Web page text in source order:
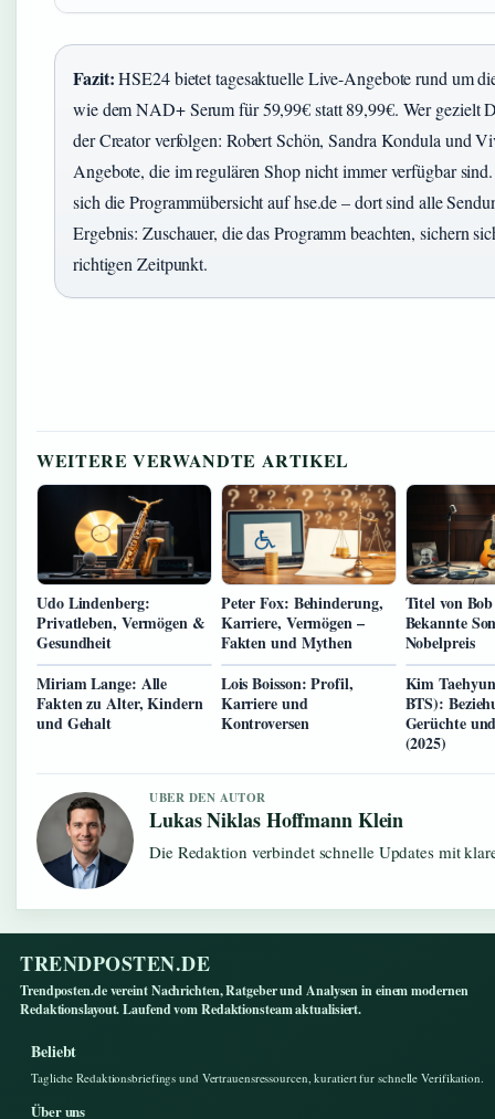
Fazit:HSE24 bietet tagesaktuelle Live-Angebote rund um
wie dem NAD+ Serum für 59,99€ statt 89,99€. Wer gezielt
der Creator verfolgen: Robert Schön, Sandra Kondula und
Angebote, die im regulären Shop nicht immer verfügbar
sich die Programmübersicht auf hse.de – dort sind alle
Ergebnis: Zuschauer, die das Programm beachten, sichern
richtigen Zeitpunkt.
WEITERE VERWANDTE ARTIKEL
Udo Lindenberg:
Privatleben, Vermögen &
Gesundheit
Peter Fox: Behinderung,
Karriere, Vermögen –
Fakten und Mythen
Titel von
Bekannte
Nobelpreis
Miriam Lange: Alle
Fakten zu Alter, Kindern
und Gehalt
Lois Boisson: Profil,
Karriere und
Kontroversen
Kim
BTS):
Gerüchte
(2025)
UBER DEN AUTOR
Lukas Niklas Hoffmann Klein
Die Redaktion verbindet schnelle Updates mit
TRENDPOSTEN.DE
Trendposten.de vereint Nachrichten, Ratgeber und Analysen in einem modernen
Redaktionslayout. Laufend vom Redaktionsteam aktualisiert.
Beliebt
Tagliche Redaktionsbriefings und Vertrauensressourcen, kuratiert fur schnelle Verifikation.
Über uns